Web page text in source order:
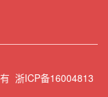
浙ICP备16004813